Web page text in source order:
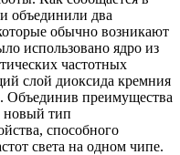
объединили два
обычно возникают
использовано ядро из
частотных
слой диоксида кремния
Объединив преимущества
новый тип
способного
света на одном чипе.